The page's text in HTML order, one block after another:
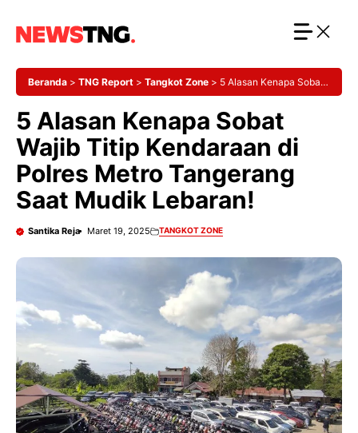
Beranda > TNG Report > Tangkot Zone > 5 Alasan Kenapa Sobat
Lebaran!
5 Alasan Kenapa Sobat
Wajib Titip Kendaraan di
Polres Metro Tangerang
Saat Mudik Lebaran!
Santika Reja Maret 19, 2025 TANGKOT ZONE